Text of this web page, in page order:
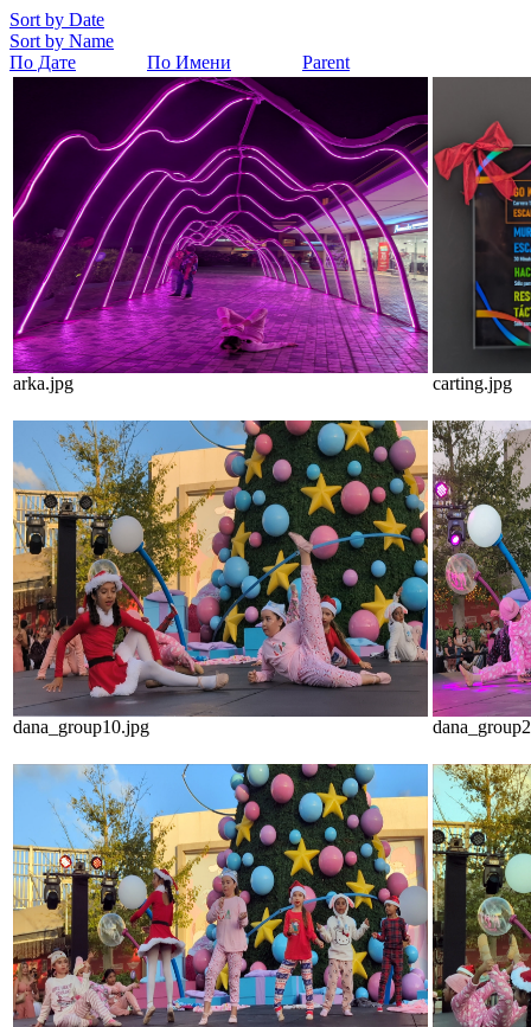
Sort by Date
Sort by Name
По Дате
По Имени Parent
arka.jpg carting.jpg
dana_group10.jpg